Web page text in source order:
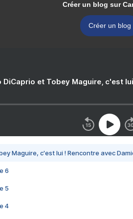
Créer un blog sur
Créer un blog
DiCaprio et Tobey Maguire, c'est
Maguire, c'est lui ! Rencontre avec
6
5
4